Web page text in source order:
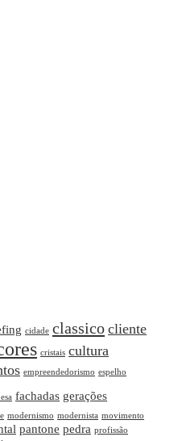
cidade classico cliente
cristais cultura
empreendedorismo espelho
fachadas gerações
modernismo modernista movimento
pantone pedra profissão